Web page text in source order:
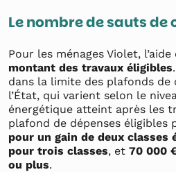
Le nombre de sauts de
Pour les ménages Violet,
montant des travaux éligibles
dans la limite des plafonds de
l’État, qui varient selon le
énergétique atteint après les
plafond de dépenses éligibles
pour un gain de deux classes
pour trois classes, et 70 000
ou plus.